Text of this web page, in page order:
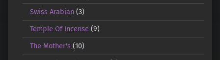
Swiss Arabian(3)
Temple Of Incense (9)
The Mother's(10)